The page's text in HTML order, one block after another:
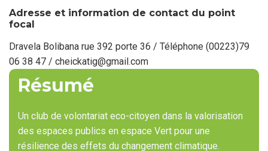
focal
Adresse et information de contact du point
focal
Dravela Bolibana rue 392 porte 36 / Téléphone (00223)79
06 38 47 / cheickatig@gmail.com
Résumé
Un club de volontariat eco-citoyen dans la valorisation
des espaces publics en espace Vert pour une
résilience des effets du changement climatique.